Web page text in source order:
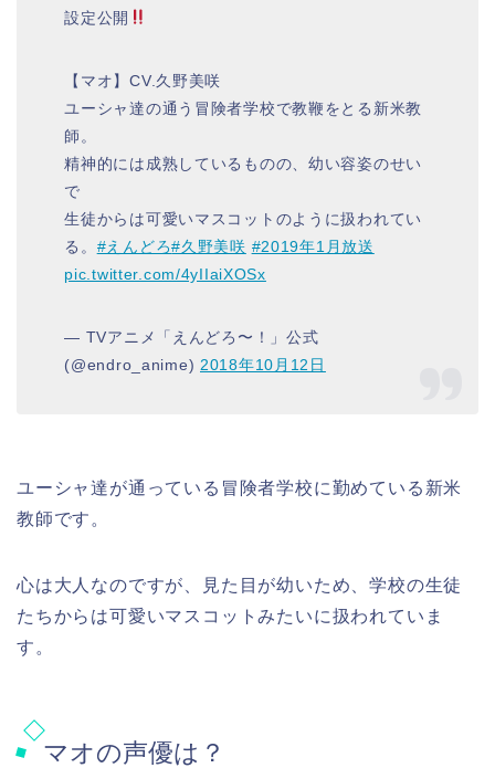
設定公開
【マオ】CV.久野美咲
ユーシャ達の通う冒険者学校で教鞭をとる新米教
師。
精神的には成熟しているものの、幼い容姿のせい
で
生徒からは可愛いマスコットのように扱われてい
る。 #えんどろ#久野美咲 #2019年1月放送
pic.twitter.com/4yIIaiXOSx
— TVアニメ「えんどろ〜！」公式
(@endro_anime) 2018年10月12日
ユーシャ達が通っている冒険者学校に勤めている新米
教師です。
心は大人なのですが、見た目が幼いため、学校の生徒
たちからは可愛いマスコットみたいに扱われていま
す。
マオの声優は？